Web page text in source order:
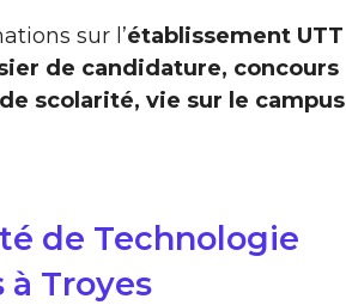
sur l’établissement UTT
de candidature, concours
scolarité, vie sur le campus
de Technologie
à Troyes